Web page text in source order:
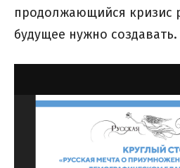
продолжающийся кризис
будущее нужно создавать.